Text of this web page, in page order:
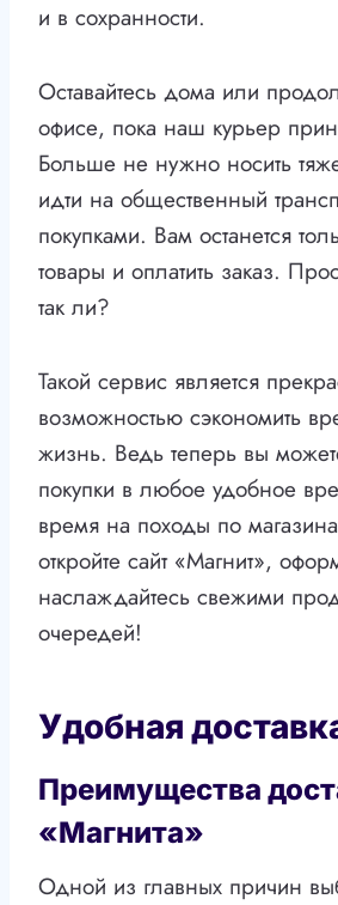
и в сохранности.
Оставайтесь дома или
офисе, пока наш курьер
Больше не нужно носить
идти на общественный
покупками. Вам останется
товары и оплатить заказ.
так ли?
Такой сервис является
возможностью сэкономить
жизнь. Ведь теперь вы
покупки в любое удобное
время на походы по
откройте сайт «Магнит»,
наслаждайтесь свежими
очередей!
Удобная
Преимущества
«Магнита»
Одной из главных причин